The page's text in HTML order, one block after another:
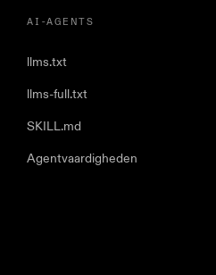
AI-AGENTS
llms.txt
llms-full.txt
SKILL.md
Agentvaardigheden